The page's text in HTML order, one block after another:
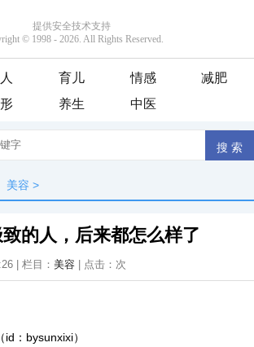
育儿 情感
减肥
养生 中医
美容 >
的人，后来都怎么样了
| 栏目： 美容 | 点击： 次
：bysunxixi）